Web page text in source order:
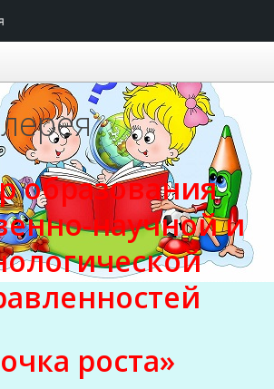
образования
научной и
роста»